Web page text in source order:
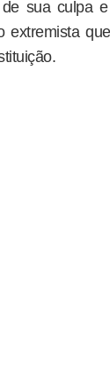
sua culpa
extremista